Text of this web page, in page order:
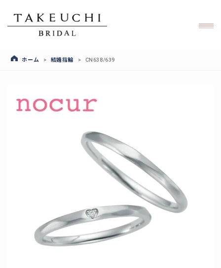
ホーム > 結婚指輪 > CN638/639